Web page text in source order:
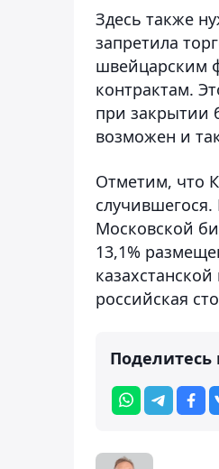
Здесь также
запретила
швейцарским
контрактам.
при закрытии
возможен и
Отметим, что
Московской
13,1%
российская
Поделитесь